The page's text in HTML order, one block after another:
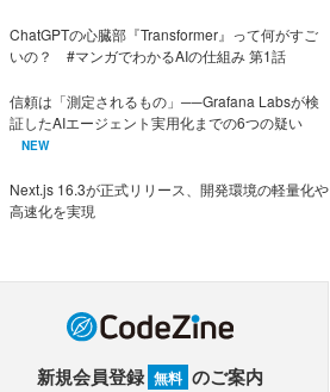
ChatGPTの心臓部『Transformer』って何がすご
いの？ #マンガでわかるAIの仕組み 第1話
信頼は「測定されるもの」──Grafana Labsが検
証したAIエージェント実用化までの6つの疑い
NEW
Next.js 16.3が正式リリース、開発環境の軽量化や
高速化を実現
新規会員登録 無料 のご案内